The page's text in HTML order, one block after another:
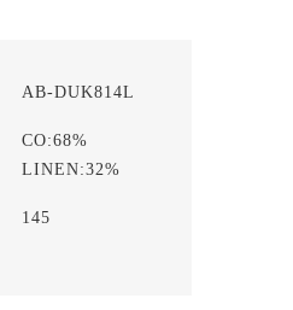
AB-DUK814L
CO:68%
LINEN:32%
145